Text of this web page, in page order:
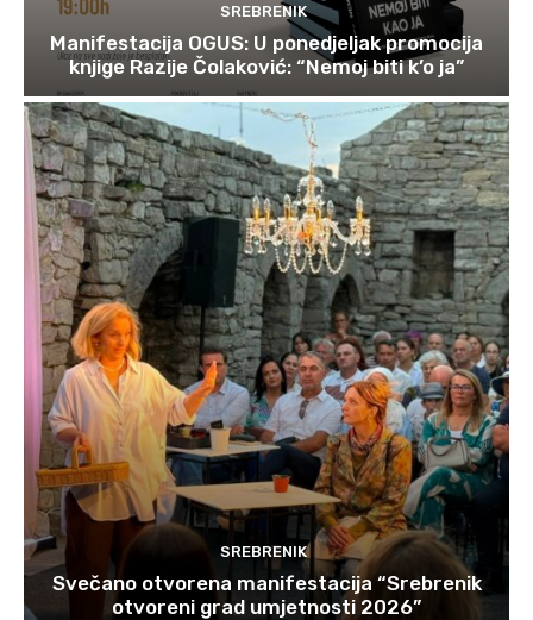
SREBRENIK
Manifestacija OGUS: U ponedjeljak promocija
knjige Razije Čolaković: “Nemoj biti k’o ja”
SREBRENIK
Svečano otvorena manifestacija “Srebrenik
otvoreni grad umjetnosti 2026”